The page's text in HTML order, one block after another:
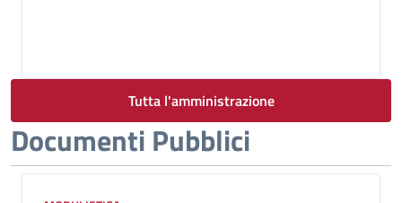
Tutta l'amministrazione
Documenti Pubblici